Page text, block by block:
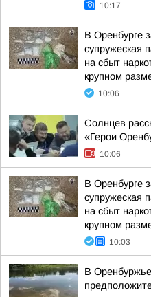
10:17
В Оренбурге
супружеская
на сбыт
крупном
10:06
Солнцев
«Герои
10:06
В Оренбурге
супружеская
на сбыт
крупном
10:03
В